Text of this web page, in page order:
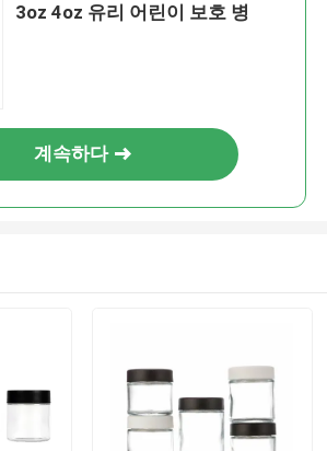
3oz 4oz 유리 어린이 보호 병
계속하다